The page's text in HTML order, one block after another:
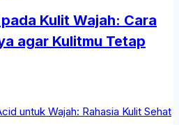
Kulit Wajah: Cara
agar Kulitmu Tetap